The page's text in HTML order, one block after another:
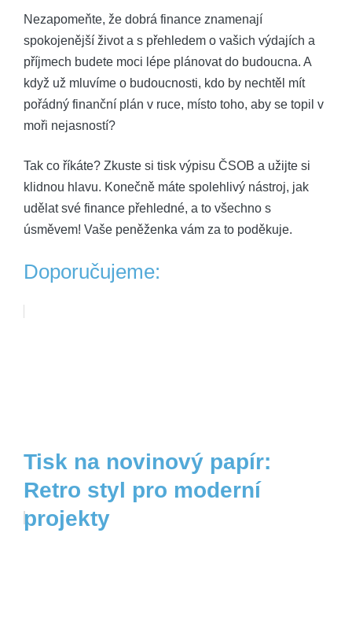
Nezapomeňte,​ že​ dobrá finance znamenají
spokojenější život a⁣ s přehledem ​o vašich výdajích a⁣
příjmech‍ budete‍ moci lépe plánovat​ do budoucna. A
když už mluvíme ⁣o budoucnosti, kdo by nechtěl mít
pořádný ​finanční plán v ruce, místo toho, ‌aby se topil v
moři nejasností?
Tak co říkáte? ⁣Zkuste si tisk výpisu‌ ČSOB a užijte si
klidnou hlavu. Konečně máte spolehlivý ⁣nástroj,‍ jak
udělat své ‌finance přehledné, a to všechno s
úsměvem! ​Vaše peněženka ⁢vám ⁢za ⁣to poděkuje.
Doporučujeme:
Tisk na novinový papír:
Retro styl pro moderní
projekty